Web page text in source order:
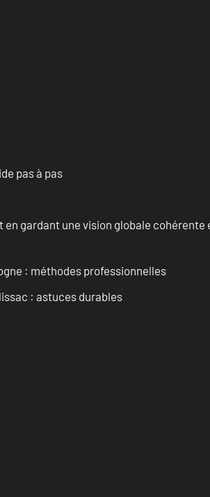
pas à pas
gardant une vision globale
: méthodes professionnelles
: astuces durables